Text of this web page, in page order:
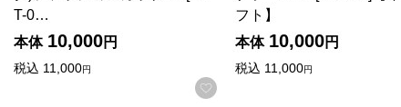
T-0…
本体 10,000円
税込 11,000円
お気に入りに登録する
フト】
本体 10,000円
税込 11,000円
開く